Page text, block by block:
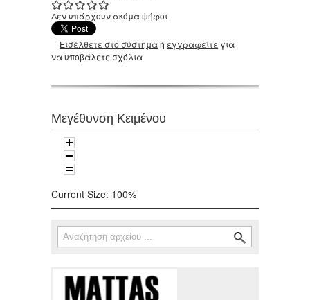
Δεν υπάρχουν ακόμα ψήφοι
Εισέλθετε στο σύστημαή εγγραφείτε για
να υποβάλετε σχόλια
Μεγέθυνση Κειμένου
Current Size: 100%
Φόρμα αναζήτησης
Αναζήτηση